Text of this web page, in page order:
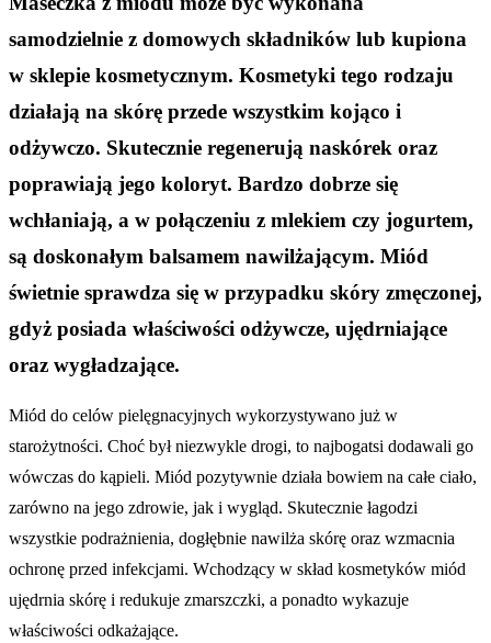
samodzielnie z domowych składników lub kupiona
w sklepie kosmetycznym. Kosmetyki tego rodzaju
działają na skórę przede wszystkim kojąco i
odżywczo. Skutecznie regenerują naskórek oraz
poprawiają jego koloryt. Bardzo dobrze się
wchłaniają, a w połączeniu z mlekiem czy jogurtem,
są doskonałym balsamem nawilżającym. Miód
świetnie sprawdza się w przypadku skóry zmęczonej,
gdyż posiada właściwości odżywcze, ujędrniające
oraz wygładzające.
Miód do celów pielęgnacyjnych wykorzystywano już w
starożytności. Choć był niezwykle drogi, to najbogatsi dodawali go
wówczas do kąpieli. Miód pozytywnie działa bowiem na całe ciało,
zarówno na jego zdrowie, jak i wygląd. Skutecznie łagodzi
wszystkie podrażnienia, dogłębnie nawilża skórę oraz wzmacnia
ochronę przed infekcjami. Wchodzący w skład kosmetyków miód
ujędrnia skórę i redukuje zmarszczki, a ponadto wykazuje
właściwości odkażające.